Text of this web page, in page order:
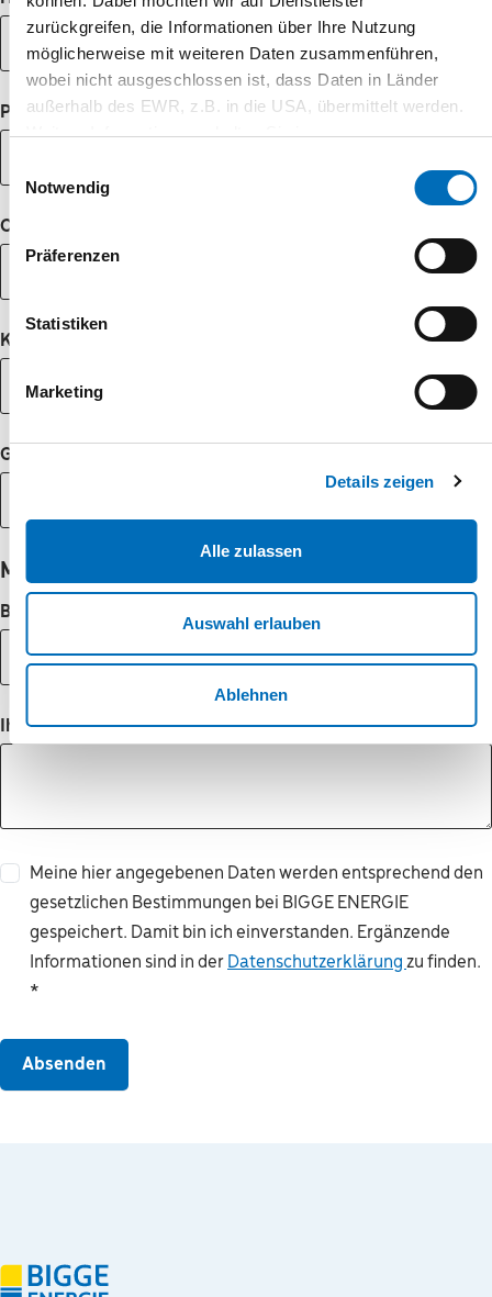
zurückgreifen, die Informationen über Ihre Nutzung
möglicherweise mit weiteren Daten zusammenführen,
wobei nicht ausgeschlossen ist, dass Daten in Länder
außerhalb des EWR, z.B. in die USA, übermittelt werden.
Weitere Informationen erhalten Sie in unseren
Notwendig
Präferenzen
Statistiken
Marketing
Details zeigen
Alle zulassen
Auswahl erlauben
Ablehnen
PLZ
Ort
Kundennummer
Geburtsdatum
Mitteilung
Betreff
Ihre Nachricht*
Meine hier angegebenen Daten werden entsprechend den
gesetzlichen Bestimmungen bei BIGGE ENERGIE
gespeichert. Damit bin ich einverstanden. Ergänzende
Informationen sind in der Datenschutzerklärung zu finden.
*
Absenden